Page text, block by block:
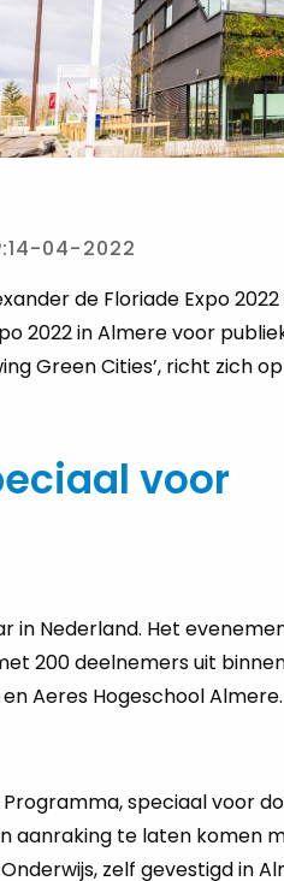
14-04-2022
de Floriade Expo
2022 in Almere voor
Green Cities’, richt zich
voor
in Nederland. Het
200 deelnemers uit
Aeres Hogeschool Almere.
speciaal voor
aanraking te laten komen
zelf gevestigd in